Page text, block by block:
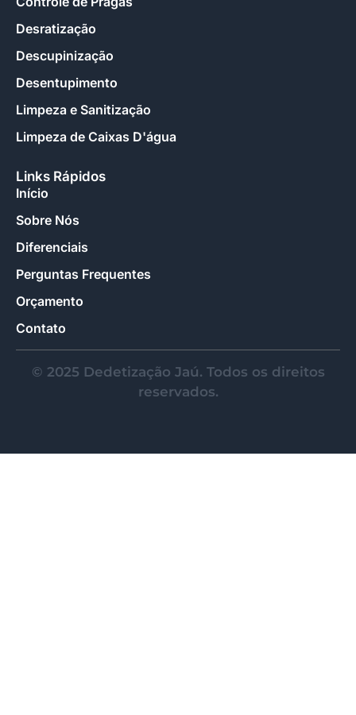
Desratização
Descupinização
Desentupimento
Limpeza e Sanitização
Limpeza de Caixas D'água
Links Rápidos
Início
Sobre Nós
Diferenciais
Perguntas Frequentes
Orçamento
Contato
© 2025 Dedetização Jaú. Todos os direitos
reservados.